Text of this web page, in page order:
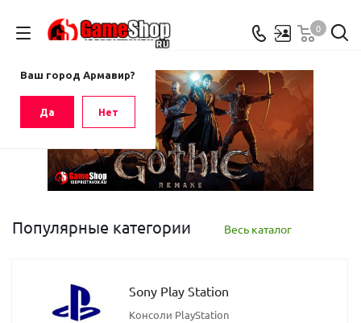
Ваш город Армавир?
Да Нет
0
Популярные категории Весь каталог
Sony Play Station
Консоли PlayStation